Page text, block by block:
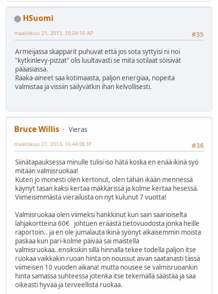
HSuomi
#35
maaliskuu 21, 2013, 10:04:10 AP
Armeijassa skapparit puhuvat että jos sota syttyisi ni noi
"kytkinlevy-pizzat" olis luultavasti se mitä sotilaat söisivät
pääasiassa.
Raaka-aineet saa kotimaasta, paljon energiaa, nopeita
valmistaa ja vissiin säilyvätkin ihan kelvollisesti.
Bruce Willis
Vieras
#36
maaliskuu 21, 2013, 16:44:06 IP
Siinätapauksessa minulle tulisi iso hätä koska en enää ikinä syö
mitään valmisruokaa!
Kuten jo monesti olen kertonut, olen tähän ikään mennessä
käynyt tasan kaksi kertaa mäkkärissä ja kolme kertaa hesessä.
Viimeisimmästä vierailusta on nyt kulunut 7 vuotta!
Valmisruokaa olen viimeksi hankkinut kun sain saarioiselta
lahjakortteina 60€ johtuen eräästä tietovuodosta jonka heille
raportoin.. ja en ole jumalauta ikinä syönyt aikaisemmin moista
paskaa kun pari-kolme päivää sai maistella
valmisruokaa..ensiksikin sillä hinnalla tekee todella paljon itse
ruokaa vaikkakin ruoan hinta on noussut aivan saatanasti tässä
viimeisen 10 vuoden aikana! mutta nousee se valmisruoankin
hinta samassa suhteessa jotenka itse tekemällä säästää ja saa
oikeasti hyvää ja terveellistä ruokaa.